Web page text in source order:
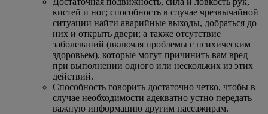
кистей и ног; способность в случае чрезвычайной
ситуации найти аварийные выходы, добраться до
них и открыть двери; а также отсутствие
заболеваний (включая проблемы с психическим
здоровьем), которые могут причинить вам вред
при выполнении одного или нескольких из этих
действий.
Способность говорить достаточно четко, чтобы в
случае необходимости адекватно устно передать
важную информацию другим пассажирам.